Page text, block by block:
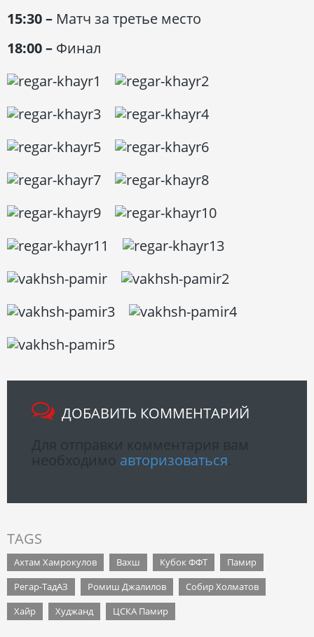
15:30 – Матч за третье место
18:00 – Финал
ДОБАВИТЬ КОММЕНТАРИЙ
авторизоваться
TAGS
Ахтам Хамрокулов Вахш Кубок ФФТ
Памир
Регар-ТадАЗ
Ромиш Джалилов
Собир Холматов
Хайр
Худжанд ЦСКА Памир